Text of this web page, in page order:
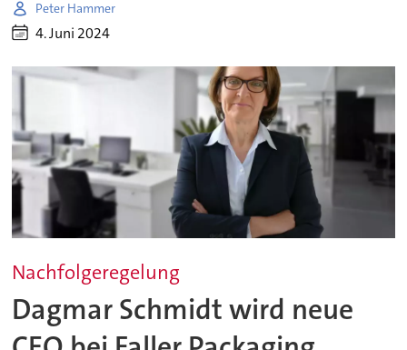
Peter Hammer
4. Juni 2024
Nachfolgeregelung
Dagmar Schmidt wird neue